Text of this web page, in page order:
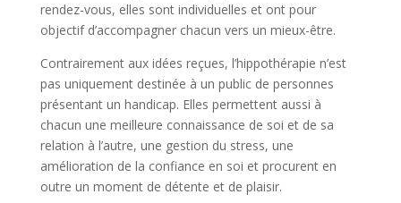
rendez-vous, elles sont individuelles et ont pour
objectif d’accompagner chacun vers un mieux-être.
Contrairement aux idées reçues, l’hippothérapie n’est
pas uniquement destinée à un public de personnes
présentant un handicap. Elles permettent aussi à
chacun une meilleure connaissance de soi et de sa
relation à l’autre, une gestion du stress, une
amélioration de la confiance en soi et procurent en
outre un moment de détente et de plaisir.